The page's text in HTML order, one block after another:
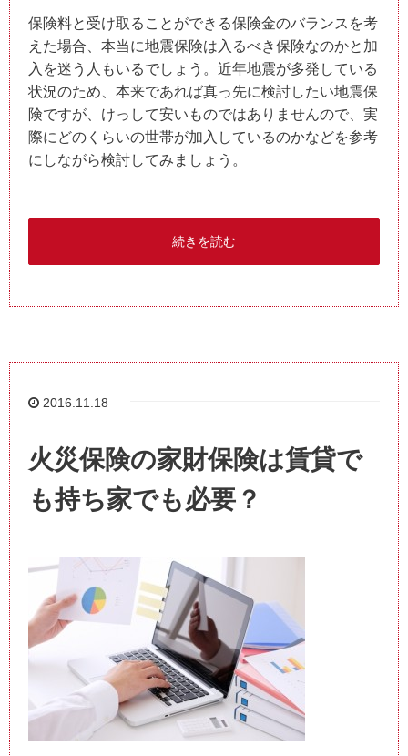
保険料と受け取ることができる保険金のバランスを考
えた場合、本当に地震保険は入るべき保険なのかと加
入を迷う人もいるでしょう。近年地震が多発している
状況のため、本来であれば真っ先に検討したい地震保
険ですが、けっして安いものではありませんので、実
際にどのくらいの世帯が加入しているのかなどを参考
にしながら検討してみましょう。
続きを読む
2016.11.18
火災保険の家財保険は賃貸で
も持ち家でも必要？